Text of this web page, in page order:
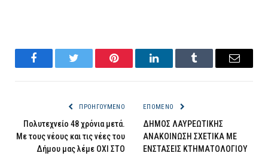
FacebookTwitter Pinterest LinkedInTumblr Email
ΠΡΟΗΓΟΎΜΕΝΟ
Πολυτεχνείο 48 χρόνια μετά.
Με τους νέους και τις νέες του
Δήμου μας λέμε ΟΧΙ ΣΤΟ
ΕΠΌΜΕΝΟ
ΔΗΜΟΣ ΛΑΥΡΕΩΤΙΚΗΣ
ΑΝΑΚΟΙΝΩΣΗ ΣΧΕΤΙΚΑ ΜΕ
ΕΝΣΤΑΣΕΙΣ ΚΤΗΜΑΤΟΛΟΓΙΟΥ